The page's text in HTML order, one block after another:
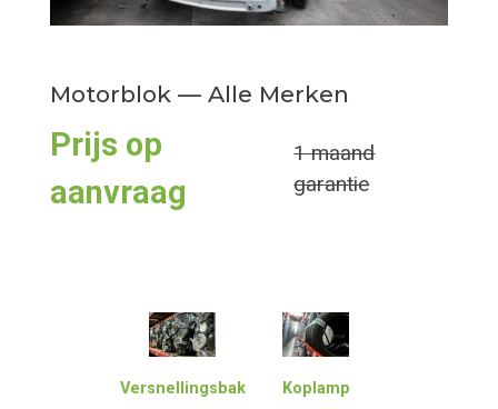
Motorblok — Alle Merken
Prijs op
aanvraag
1 maand
garantie
Versnellingsbak Koplamp